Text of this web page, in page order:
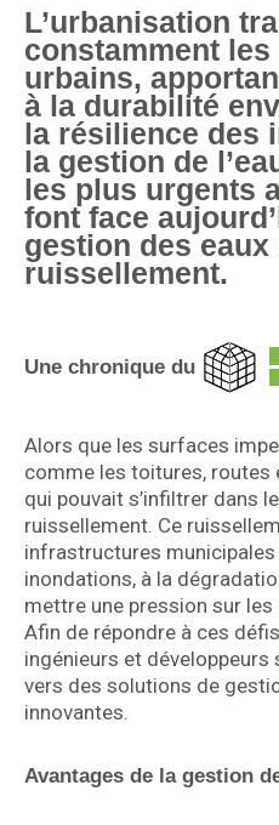
L’urbanisation
constamment les
urbains,
à la durabilité
la résilience des
la gestion de
les plus urgents
font face
gestion des eaux
ruissellement.
Une chronique du
Alors que les surfaces
comme les toitures, routes
qui pouvait s’infiltrer dans
ruissellement. Ce
infrastructures
inondations, à la
mettre une pression sur les
Afin de répondre à ces
ingénieurs et développeurs
vers des solutions de
innovantes.
Avantages de la gestion